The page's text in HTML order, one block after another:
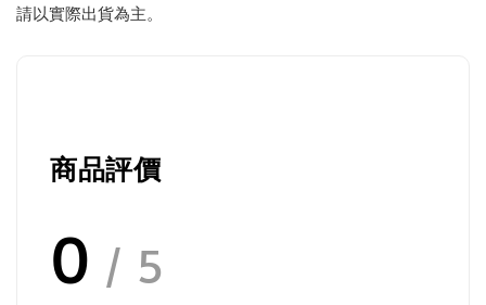
請以實際出貨為主。
商品評價
0 / 5